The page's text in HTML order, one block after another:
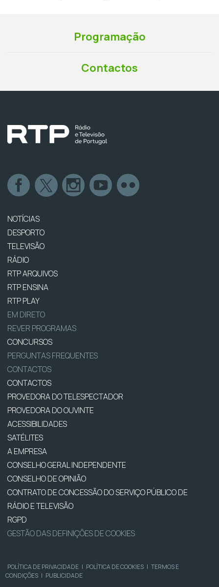
Programação
Contactos
NOTÍCIAS
DESPORTO
TELEVISÃO
RÁDIO
RTP ARQUIVOS
RTP ENSINA
RTP PLAY
EM DIRETO
REVER PROGRAMAS
CONCURSOS
PERGUNTAS FREQUENTES
CONTACTOS
CONTACTOS
PROVEDORA DO TELESPECTADOR
PROVEDORA DO OUVINTE
ACESSIBILIDADES
SATÉLITES
A EMPRESA
CONSELHO GERAL INDEPENDENTE
CONSELHO DE OPINIÃO
CONTRATO DE CONCESSÃO DO SERVIÇO PÚBLICO DE
RÁDIO E TELEVISÃO
RGPD
GESTÃO DAS DEFINIÇÕES DE COOKIES
POLÍTICA DE PRIVACIDADE | POLÍTICA DE COOKIES | TERMOS E
CONDIÇÕES | PUBLICIDADE